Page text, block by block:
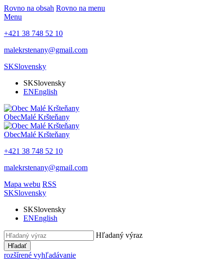
Rovno na obsah Rovno na menu
Menu
+421 38 748 52 10
malekrstenany@gmail.com
SKSlovensky
SKSlovensky
ENEnglish
ObecMalé Kršteňany
ObecMalé Kršteňany
+421 38 748 52 10
malekrstenany@gmail.com
Mapa webu RSS
SKSlovensky
SKSlovensky
ENEnglish
Hľadaný výraz
Hľadať
rozšírené vyhľadávanie